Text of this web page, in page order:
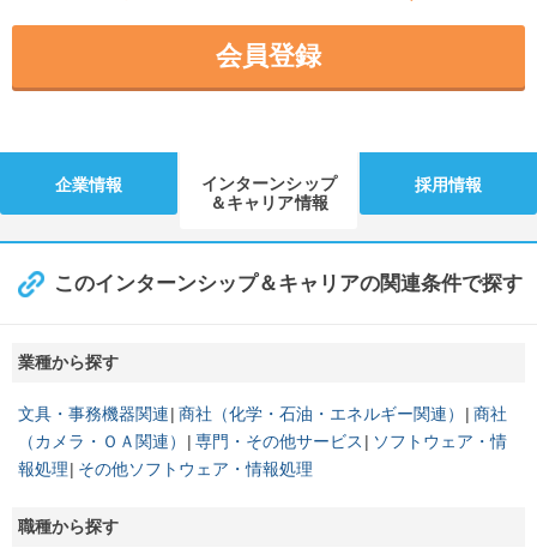
会員登録
企業情報
インターンシップ
＆キャリア情報
採用情報
このインターンシップ＆キャリアの関連条件で探す
業種から探す
文具・事務機器関連 商社（化学・石油・エネルギー関連）
商社
（カメラ・ＯＡ関連）
専門・その他サービス
ソフトウェア・情
報処理
その他ソフトウェア・情報処理
職種から探す